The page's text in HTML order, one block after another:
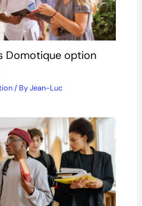
Domotique option
/ ByJean-Luc